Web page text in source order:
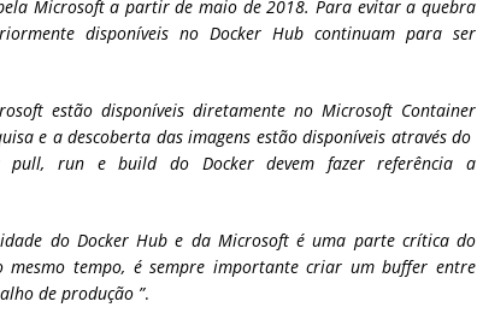
Microsoft a partir de maio de 2018. Para evitar a quebra
disponíveis no Docker Hub continuam para ser
estão disponíveis diretamente no Microsoft Container
e a descoberta das imagens estão disponíveis através do
pull, run e build do Docker devem fazer referência a
do Docker Hub e da Microsoft é uma parte crítica do
mesmo tempo, é sempre importante criar um buffer entre
de produção ”.